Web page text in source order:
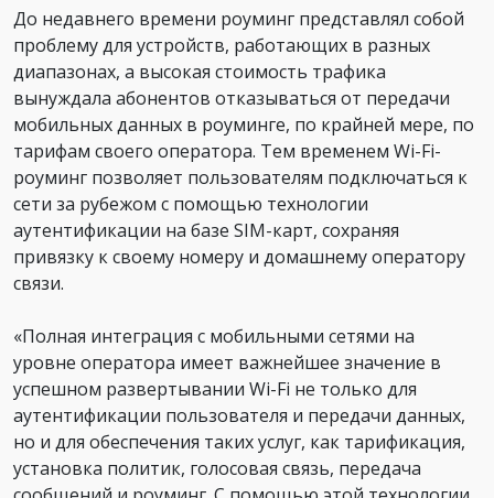
До недавнего времени роуминг представлял собой
проблему для устройств, работающих в разных
диапазонах, а высокая стоимость трафика
вынуждала абонентов отказываться от передачи
мобильных данных в роуминге, по крайней мере, по
тарифам своего оператора. Тем временем Wi-Fi-
роуминг позволяет пользователям подключаться к
сети за рубежом с помощью технологии
аутентификации на базе SIM-карт, сохраняя
привязку к своему номеру и домашнему оператору
связи.
«Полная интеграция с мобильными сетями на
уровне оператора имеет важнейшее значение в
успешном развертывании Wi-Fi не только для
аутентификации пользователя и передачи данных,
но и для обеспечения таких услуг, как тарификация,
установка политик, голосовая связь, передача